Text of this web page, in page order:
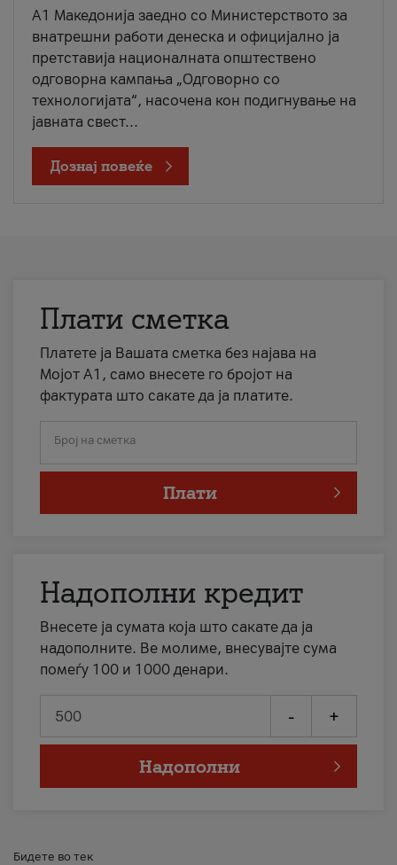
A1 Македонија заедно со Министерството за
внатрешни работи денеска и официјално ја
претставија националната општествено
одговорна кампања „Одговорно со
технологијата“, насочена кон подигнување на
јавната свест...
Дознај повеќе
Плати сметка
Платете ја Вашата сметка без најава на
Мојот А1, само внесете го бројот на
фактурата што сакате да ја платите.
Број на сметка
Плати
Надополни кредит
Внесете ја сумата која што сакате да ја
надополните. Ве молиме, внесувајте сума
помеѓу 100 и 1000 денари.
- +
Надополни
Бидете во тек